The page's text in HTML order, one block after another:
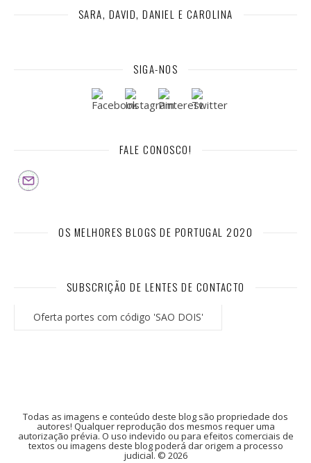
SARA, DAVID, DANIEL E CAROLINA
SIGA-NOS
FALE CONOSCO!
OS MELHORES BLOGS DE PORTUGAL 2020
SUBSCRIÇÃO DE LENTES DE CONTACTO
Oferta portes com código 'SAO DOIS'
Todas as imagens e conteúdo deste blog são propriedade dos
autores! Qualquer reprodução dos mesmos requer uma
autorização prévia. O uso indevido ou para efeitos comerciais de
textos ou imagens deste blog poderá dar origem a processo
judicial. © 2026